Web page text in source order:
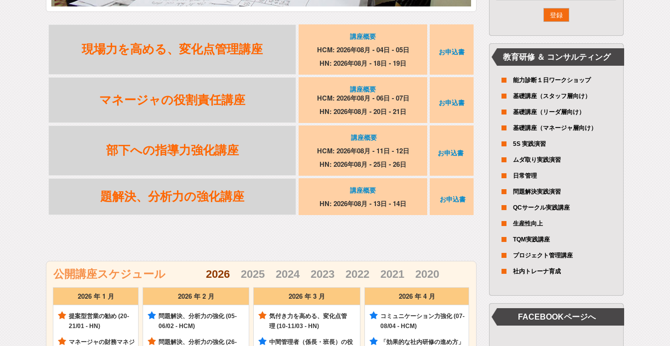
現場力を高める、変化点管理講座
講座概要
HCM: 2026年08月 - 04日 - 05日
HN: 2026年08月 - 18日 - 19日
お申込書
マネージャの役割責任講座
講座概要
HCM: 2026年08月 - 06日 - 07日
HN: 2026年08月 - 20日 - 21日
お申込書
部下への指導力強化講座
講座概要
HCM: 2026年08月 - 11日 - 12日
HN: 2026年08月 - 25日 - 26日
お申込書
題解決、分析力の強化講座
講座概要
HN: 2026年08月 - 13日 - 14日
お申込書
公開講座スケジュール 2026 2025 2024 2023 2022 2021 2020
2026 年 1 月
提案型営業の勧め (20-
21/01 - HN)
マネージャの財務マネジ
2026 年 2 月
問題解決、分析力の強化 (05-
06/02 - HCM)
問題解決、分析力の強化 (26-
2026 年 3 月
気付き力を高める、変化点管
理 (10-11/03 - HN)
中間管理者（係長・班長）の役
2026 年 4 月
コミュニケーション力強化 (07-
08/04 - HCM)
「効果的な社内研修の進め方」
教育研修 ＆ コンサルティング
能力診断１日ワークショップ
基礎講座（スタッフ層向け）
基礎講座（リーダ層向け）
基礎講座（マネージャ層向け）
5S 実践演習
ムダ取り実践演習
日常管理
問題解決実践演習
QCサークル実践講座
生産性向上
TQM実践講座
プロジェクト管理講座
社内トレーナ育成
FACEBOOKページへ